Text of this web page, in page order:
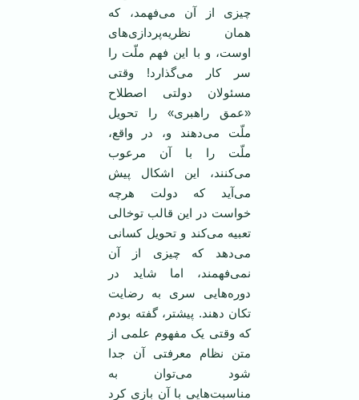
چیزی از آن می‌فهمد، که
همان نظریه‌پردازی‌های
اوست، و با این فهم ملّت را
سر کار می‌گذارد! وقتی
مسئولان دولتی اصطلاح
«عمق راهبری» را تحویل
ملّت می‌دهند و، در واقع،
ملّت را با آن مرعوب
می‌کنند، این اشکال پیش
می‌آید که دولت هرچه
خواست در این قالب توخالی
تعبیه می‌کند و تحویل کسانی
می‌دهد که چیزی از آن
نمی‌فهمند، اما شاید در
دوره‌هایی سری به رضایت
تکان دهند. پیشتر، گفته بودم
که وقتی یک مفهوم علمی از
متن نظام معرفتی آن جدا
شود می‌توان به
مناسبت‌هایی با آن بازی کرد